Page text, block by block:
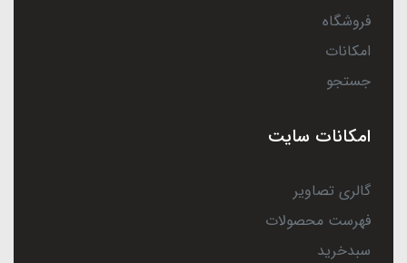
فروشگاه
امکانات
جستجو
امکانات سایت
گالری تصاویر
فهرست محصولات
سبدخرید